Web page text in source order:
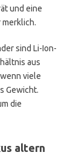
und eine
merklich.
sind Li-Ion-
aus
viele
Gewicht.
die
altern